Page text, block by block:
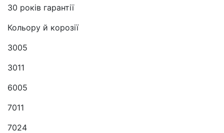
30 років гарантії
Кольору й корозії
3005
3011
6005
7011
7024